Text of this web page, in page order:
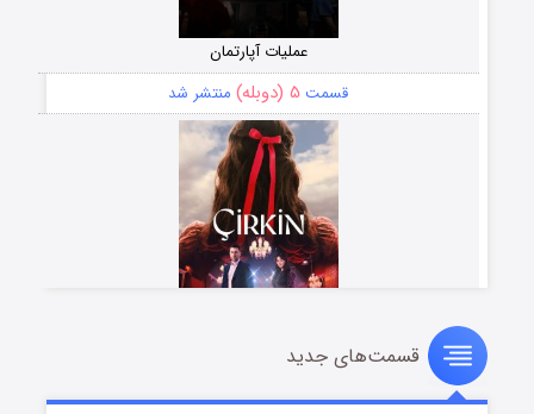
عملیات آپارتمان
قسمت ۵ (دوبله) منتشر شد
سریال زشت
قسمت۲ (زیرنویس) منتشر شد
قسمت‌های جدید